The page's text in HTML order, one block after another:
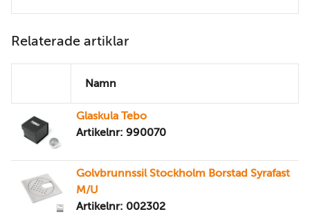
Relaterade artiklar
Namn
Glaskula Tebo
Artikelnr: 990070
Golvbrunnssil Stockholm Borstad Syrafast
M/U
Artikelnr: 002302